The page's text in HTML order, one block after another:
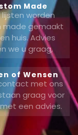
Made
lijsten worden
made gemaakt
huis. Advies
we u graag,
of Wensen
met ons
graag voor
een advies.